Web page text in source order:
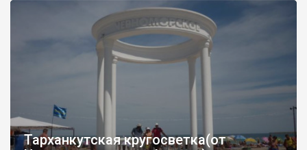
Тарханкутская кругосветка(от